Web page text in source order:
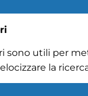
sono utili per
la